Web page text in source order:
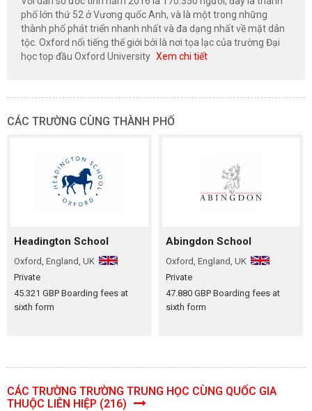
phố lớn thứ 52 ở Vương quốc Anh, và là một trong những
thành phố phát triển nhanh nhất và đa dạng nhất về mặt dân
tộc. Oxford nổi tiếng thế giới bởi là nơi tọa lạc của trường Đại
học top đầu Oxford University Xem chi tiết
CÁC TRƯỜNG CÙNG THÀNH PHỐ
Headington School
Oxford, England, UK
Private
45.321 GBP Boarding fees at
sixth form
Abingdon School
Oxford, England, UK
Private
47.880 GBP Boarding fees at
sixth form
CÁC TRƯỜNG TRƯỜNG TRUNG HỌC CÙNG QUỐC GIA
THUỘC LIÊN HIỆP (216)